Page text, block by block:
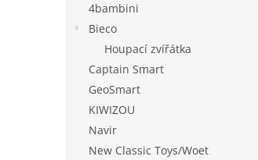
4bambini
Bieco
Houpací zvířátka
Captain Smart
GeoSmart
KIWIZOU
Navir
New Classic Toys/Woet